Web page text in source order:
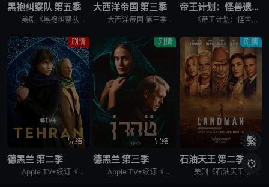
黑袍纠察队 第五季
美剧《黑袍纠察队 第五季》讲述了，这是祖国人的世界，完全受制于他反复无常、自大狂妄的意志。休伊、母乳和法兰奇被囚禁在一个“自由营”里。星光努力组织抵抗，对抗压倒性的超级英雄力量。喜美子下落不明。但
大西洋帝国 第三季
大西洋帝国 第三季英文名为Boardwalk Empire Season 3，屡获殊荣的《大西洋帝国》（Boardwalk Empire）第三季将于北京时间9月17日播出，本季为12集。 &nbs
帝王计划：怪兽遗产 第二季
《帝王计划：怪兽遗产 第二季》讲述了，泰坦X并非普通的怪兽，它本身就是一场活生生的灾难。当它巨大的、散发着生物光辉的身躯冲破海面时，整个世界仿佛都屏住了呼吸。在第二季中，泰坦X成为了谜团的核心——
剧情
完结
德黑兰 第二季
Apple TV+续订《德黑兰》第二季。
剧情
完结
德黑兰 第三季
Apple TV+续订《德黑兰》第三季，休·劳瑞加盟。
剧情
完结
石油天王 第二季
美剧《石油天王 第二季》，Paramount+续订第二季。
繁
